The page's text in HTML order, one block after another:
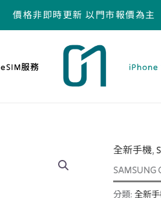
價格非即時更新 以門市報價為主
eSIM服務 iPhone
全新手機,
分類: 全新